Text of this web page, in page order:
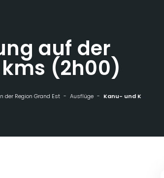
auf der
(2h00)
der Region Grand Est Ausflüge Kanu- und Kajakwanderung auf der Voie Bleue - 7 kms (2h00)